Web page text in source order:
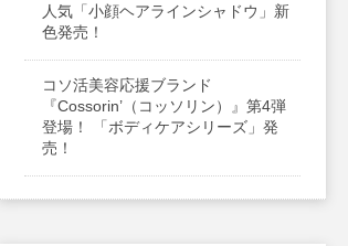
人気「小顔ヘアラインシャドウ」新
色発売！
コソ活美容応援ブランド
『Cossorin’（コッソリン）』第4弾
登場！ 「ボディケアシリーズ」発
売！